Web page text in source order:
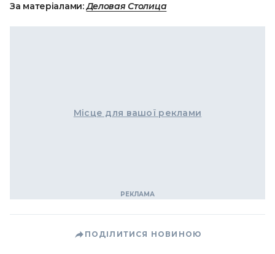
За матеріалами:Деловая Столица
Місце для вашої реклами
ПОДІЛИТИСЯ НОВИНОЮ